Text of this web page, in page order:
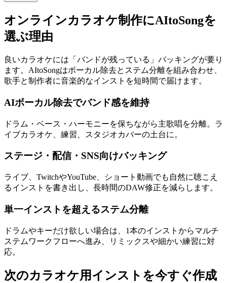
オンラインカラオケ制作にAItoSongを
選ぶ理由
良いカラオケには「バンドが残っている」バッキングが要り
ます。AItoSongはボーカル除去とステム分離を組み合わせ、
歌手と制作者に音楽的なインストを短時間で届けます。
AIボーカル除去でバンド感を維持
ドラム・ベース・ハーモニーを保ちながら主歌唱を分離。ラ
イブカラオケ、練習、スタジオカバーの土台に。
ステージ・配信・SNS向けバッキング
ライブ、TwitchやYouTube、ショート動画でも自然に聴こえ
るインストを書き出し、長時間のDAW修正を減らします。
単一インストを超えるステム分離
ドラムやキーだけ欲しい場合は、1本のインストからマルチ
ステムワークフローへ進み、リミックスや細かい練習に対
応。
次のカラオケ用インストを今すぐ作成